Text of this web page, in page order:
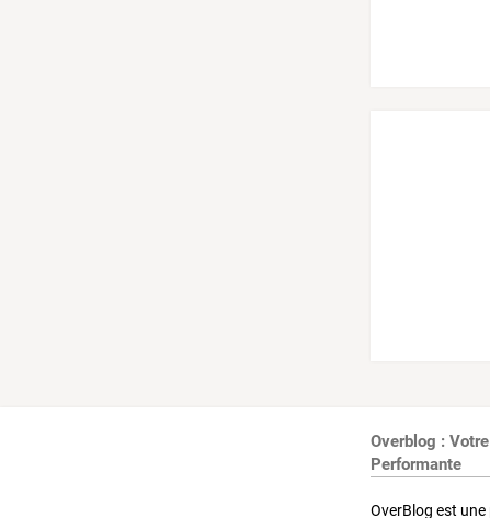
Overblog :
Performante
OverBlog est